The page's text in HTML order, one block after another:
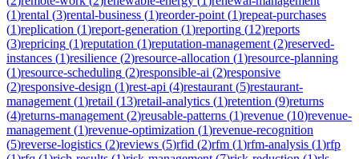
(1)rental (3)rental-business (1)reorder-point (1)repeat-purchases
(1)replication (1)report-generation (1)reporting (12)reports
(3)repricing (1)reputation (1)reputation-management (2)reserved-
instances (1)resilience (2)resource-allocation (1)resource-planning
(1)resource-scheduling (2)responsible-ai (2)responsive
(2)responsive-design (1)rest-api (4)restaurant (5)restaurant-
management (1)retail (13)retail-analytics (1)retention (9)returns
(4)returns-management (2)reusable-patterns (1)revenue (10)revenue-
management (1)revenue-optimization (1)revenue-recognition
(5)reverse-logistics (2)reviews (5)rfid (2)rfm (1)rfm-analysis (1)rfp